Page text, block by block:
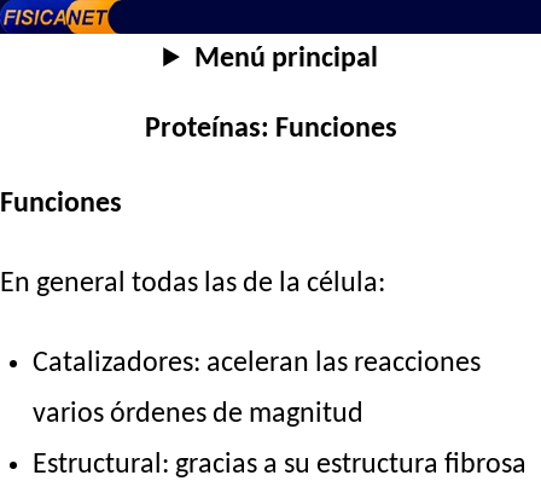
Menú principal
Proteínas: Funciones
Funciones
En general todas las de la célula:
Catalizadores: aceleran las reacciones
varios órdenes de magnitud
Estructural: gracias a su estructura fibrosa